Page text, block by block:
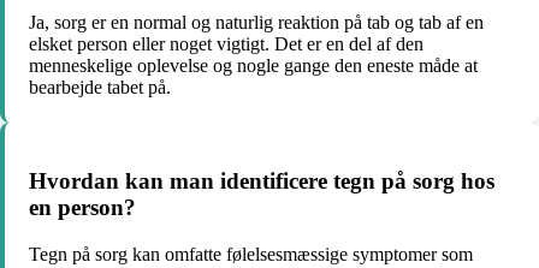
Ja, sorg er en normal og naturlig reaktion på tab og tab af en
elsket person eller noget vigtigt. Det er en del af den
menneskelige oplevelse og nogle gange den eneste måde at
bearbejde tabet på.
Hvordan kan man identificere tegn på sorg hos
en person?
Tegn på sorg kan omfatte følelsesmæssige symptomer som